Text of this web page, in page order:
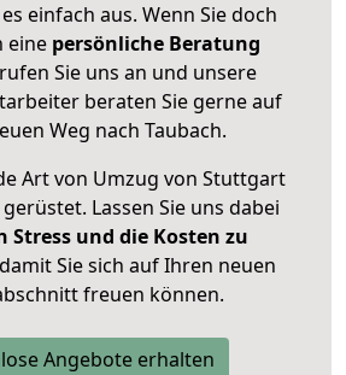
einfach aus. Wenn Sie doch
eine persönliche Beratung
Sie uns an und unsere
beraten Sie gerne auf
Weg nach Taubach.
Art von Umzug von Stuttgart
Lassen Sie uns dabei
Stress und die Kosten zu
Sie sich auf Ihren neuen
freuen können.
Angebote erhalten